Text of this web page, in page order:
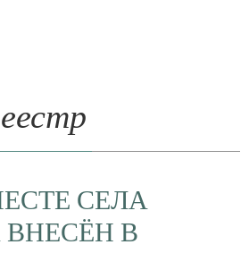
СЕЛА
В